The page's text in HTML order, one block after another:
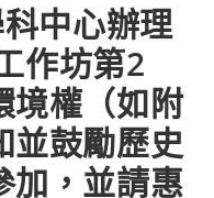
中心辦理
作坊第2
境權（如附
並鼓勵歷史
加，並請惠